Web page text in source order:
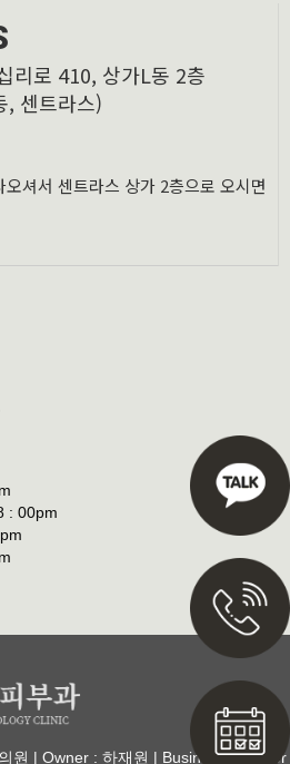
리로 410, 상가L동 2층
, 센트라스)
셔서 센트라스 상가 2층으로 오시면
: 00pm
원 | Owner : 하재원 | Business Number